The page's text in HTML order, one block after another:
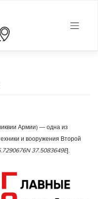
Армии) — одна из
и вооружения Второй
37.5083649E].